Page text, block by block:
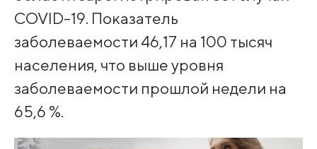
COVID-19. Показатель
заболеваемости 46,17 на 100 тысяч
населения, что выше уровня
заболеваемости прошлой недели на
65,6 %.